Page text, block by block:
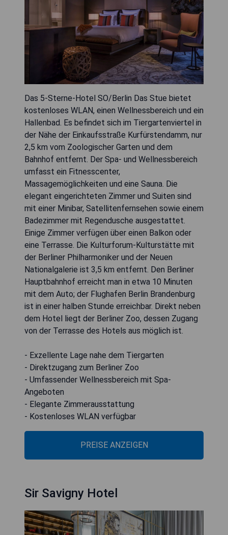
Das 5-Sterne-Hotel SO/Berlin Das Stue bietet
kostenloses WLAN, einen Wellnessbereich und ein
Hallenbad. Es befindet sich im Tiergartenviertel in
der Nähe der Einkaufsstraße Kurfürstendamm, nur
2,5 km vom Zoologischer Garten und dem
Bahnhof entfernt. Der Spa- und Wellnessbereich
umfasst ein Fitnesscenter,
Massagemöglichkeiten und eine Sauna. Die
elegant eingerichteten Zimmer und Suiten sind
mit einer Minibar, Satellitenfernsehen sowie einem
Badezimmer mit Regendusche ausgestattet.
Einige Zimmer verfügen über einen Balkon oder
eine Terrasse. Die Kulturforum-Kulturstätte mit
der Berliner Philharmoniker und der Neuen
Nationalgalerie ist 3,5 km entfernt. Den Berliner
Hauptbahnhof erreicht man in etwa 10 Minuten
mit dem Auto; der Flughafen Berlin Brandenburg
ist in einer halben Stunde erreichbar. Direkt neben
dem Hotel liegt der Berliner Zoo, dessen Zugang
von der Terrasse des Hotels aus möglich ist.
- Exzellente Lage nahe dem Tiergarten
- Direktzugang zum Berliner Zoo
- Umfassender Wellnessbereich mit Spa-
Angeboten
- Elegante Zimmerausstattung
- Kostenloses WLAN verfügbar
PREISE ANZEIGEN
Sir Savigny Hotel